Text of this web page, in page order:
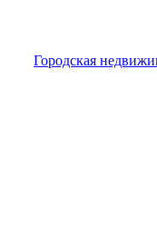
Городская